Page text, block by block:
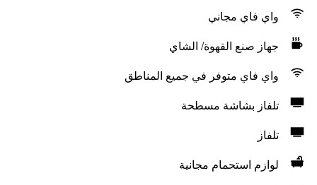
واي فاي مجاني
جهاز صنع القهوة/ الشاي
واي فاي متوفر في جميع المناطق
تلفاز بشاشة مسطحة
تلفاز
لوازم استحمام مجانية